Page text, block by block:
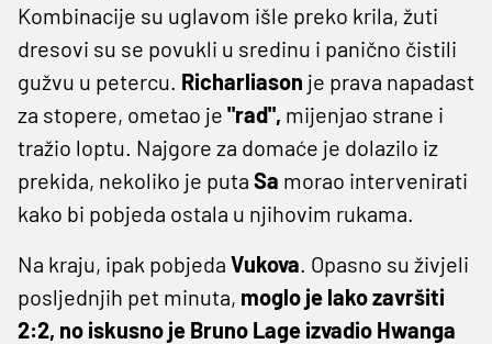
Kombinacije su uglavom išle preko krila, žuti
dresovi su se povukli u sredinu i panično čistili
gužvu u petercu. Richarliason je prava napadast
za stopere, ometao je "rad", mijenjao strane i
tražio loptu. Najgore za domaće je dolazilo iz
prekida, nekoliko je puta Sa morao intervenirati
kako bi pobjeda ostala u njihovim rukama.
Na kraju, ipak pobjeda Vukova. Opasno su živjeli
posljednjih pet minuta, moglo je lako završiti
2:2, no iskusno je Bruno Lage izvadio Hwanga